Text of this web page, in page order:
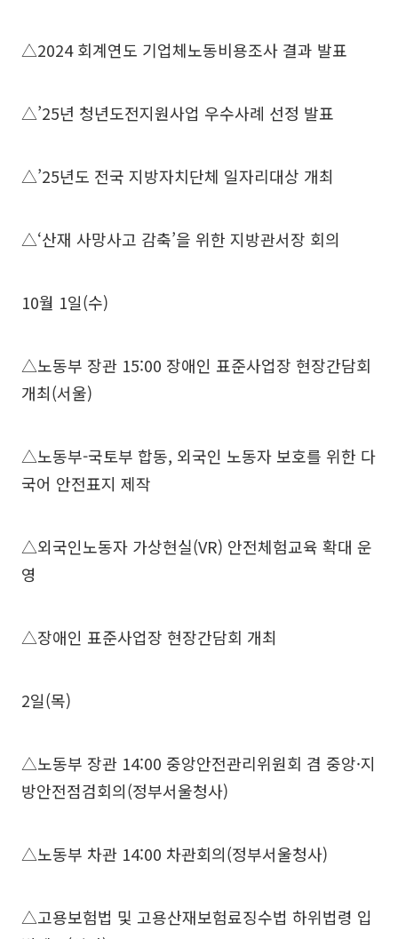
△2024 회계연도 기업체노동비용조사 결과 발표
△’25년 청년도전지원사업 우수사례 선정 발표
△’25년도 전국 지방자치단체 일자리대상 개최
△‘산재 사망사고 감축’을 위한 지방관서장 회의
10월 1일(수)
△노동부 장관 15:00 장애인 표준사업장 현장간담회
개최(서울)
△노동부-국토부 합동, 외국인 노동자 보호를 위한 다
국어 안전표지 제작
△외국인노동자 가상현실(VR) 안전체험교육 확대 운
영
△장애인 표준사업장 현장간담회 개최
2일(목)
△노동부 장관 14:00 중앙안전관리위원회 겸 중앙·지
방안전점검회의(정부서울청사)
△노동부 차관 14:00 차관회의(정부서울청사)
△고용보험법 및 고용산재보험료징수법 하위법령 입